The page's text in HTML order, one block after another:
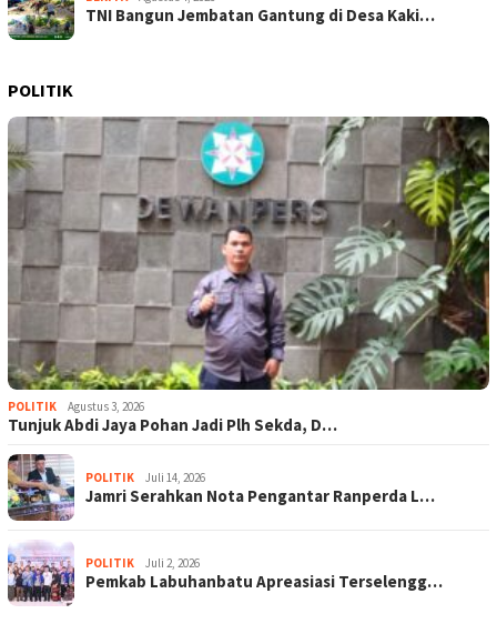
TNI Bangun Jembatan Gantung di Desa Kaki…
POLITIK
POLITIK Agustus 3, 2026
Tunjuk Abdi Jaya Pohan Jadi Plh Sekda, D…
POLITIK Juli 14, 2026
Jamri Serahkan Nota Pengantar Ranperda L…
POLITIK Juli 2, 2026
Pemkab Labuhanbatu Apreasiasi Terselengg…